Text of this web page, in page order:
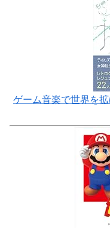
ゲーム音楽で世界を